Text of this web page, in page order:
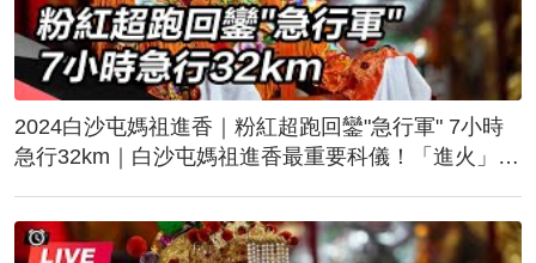
2024白沙屯媽祖進香｜粉紅超跑回鑾"急行軍" 7小時
急行32km｜白沙屯媽祖進香最重要科儀！「進火」儀